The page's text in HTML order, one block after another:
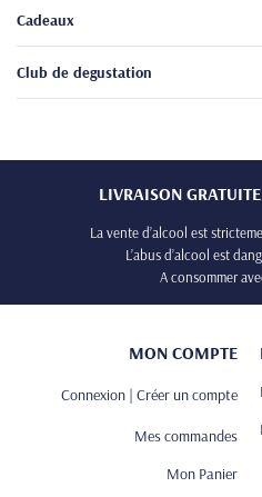
Cadeaux
Club de degustation
LIVRAISON
La vente d’alcool est
L’abus d’alcool est
A consommer
MON COMPTE
Connexion | Créer un compte
Mes commandes
Mon Panier